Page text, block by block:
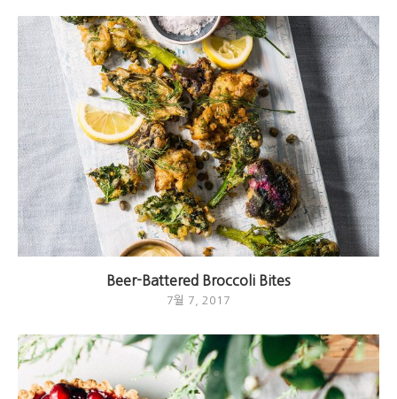
Beer-Battered Broccoli Bites
7월 7, 2017